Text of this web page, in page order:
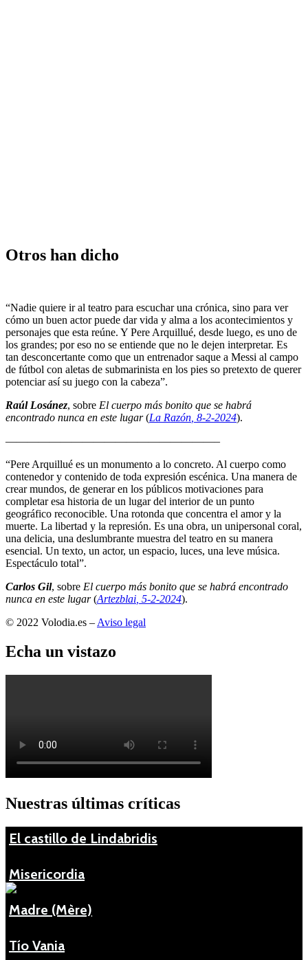
Otros han dicho
“Nadie quiere ir al teatro para escuchar una crónica, sino para ver
cómo un buen actor puede dar vida y alma a los acontecimientos y
personajes que esta reúne. Y Pere Arquillué, desde luego, es uno de
los grandes; por eso no se entiende que no le dejen interpretar. Es
tan desconcertante como que un entrenador saque a Messi al campo
de fútbol con aletas de submarinista en los pies so pretexto de querer
potenciar así su juego con la cabeza”.
Raúl Losánez, sobre El cuerpo más bonito que se habrá
encontrado nunca en este lugar(La Razón , 8-2-2024).
———————————————————–
“Pere Arquillué es un monumento a lo concreto. Al cuerpo como
contenedor y contenido de toda expresión escénica. Una manera de
crear mundos, de generar en los públicos motivaciones para
completar esa historia de un lugar del interior de un punto
geográfico reconocible. Una rotonda que concentra el amor y la
muerte. La libertad y la represión. Es una obra, un unipersonal coral,
una delicia, una deslumbrante muestra del teatro en su manera
esencial. Un texto, un actor, un espacio, luces, una leve música.
Espectáculo total”.
Carlos Gil, sobre El cuerpo más bonito que se habrá encontrado
nunca en este lugar(Artezblai , 5-2-2024).
© 2022 Volodia.es – Aviso legal
Echa un vistazo
Nuestras últimas críticas
El castillo de Lindabridis
Misericordia
Madre (Mère)
Tío Vania